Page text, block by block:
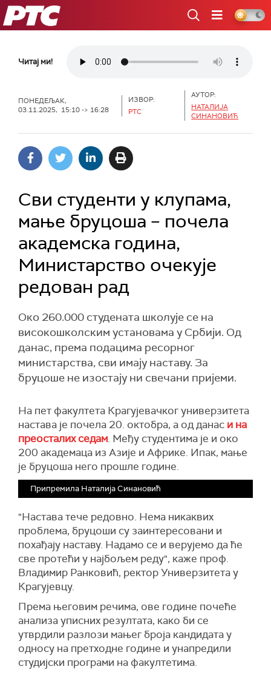
РТС
Читај ми!
ПОНЕДЕЉАК,
03.11.2025, 15:10 -> 16:28
ИЗВОР:
РТС
АУТОР:
НАТАЛИЈА
СИНАНОВИЋ
Сви студенти у клупама,
мање бруцоша – почела
академска година,
Министарство очекује
редован рад
Око 260.000 студената школује се на
високошколским установама у Србији. Од
данас, према подацима ресорног
министарства, сви имају наставу. За
бруцоше не изостају ни свечани пријеми.
На пет факултета Крагујевачког универзитета
настава је почела 20. октобра, а од данас и на
преосталих седам. Међу студентима је и око
200 академаца из Азије и Африке. Ипак, мање
је бруцоша него прошле године.
Припремила Наталија Синановић
"Настава тече редовно. Нема никаквих
проблема, бруцоши су заинтересовани и
похађају наставу. Надамо се и верујемо да ће
све протећи у најбољем реду", каже проф.
Владимир Ранковић, ректор Универзитета у
Крагујевцу.
Према његовим речима, ове године почеће
анализа уписних резултата, како би се
утврдили разлози мањег броја кандидата у
односу на претходне године и унапредили
студијски програми на факултетима.